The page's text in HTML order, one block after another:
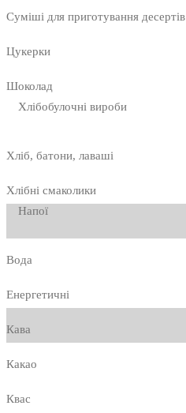
Суміші для приготування десертів
Цукерки
Шоколад
Хлібобулочні вироби
Хліб, батони, лаваші
Хлібні смаколики
Напої
Вода
Енергетичні
Кава
Какао
Квас